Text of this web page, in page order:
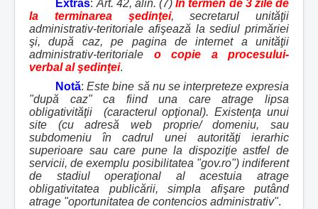
Extras: Art. 42, alin. (7)În termen de 3 zile de
la terminarea şedinţei, secretarul unităţii
administrativ-teritoriale afişează la sediul primăriei
şi, după caz, pe pagina de internet a unităţii
administrativ-teritoriale o copie a procesului-
verbal al şedinţei.
Notă:Este bine să nu se interpreteze expresia
"după caz" ca fiind una care atrage lipsa
obligativităţii (caracterul opţional). Existenţa unui
site (cu adresă web proprie/ domeniu, sau
subdomeniu în cadrul unei autorităţi ierarhic
superioare sau care pune la dispoziţie astfel de
servicii, de exemplu posibilitatea "gov.ro") indiferent
de stadiul operaţional al acestuia atrage
obligativitatea publicării, simpla afişare putând
atrage "oportunitatea de contencios administrativ".